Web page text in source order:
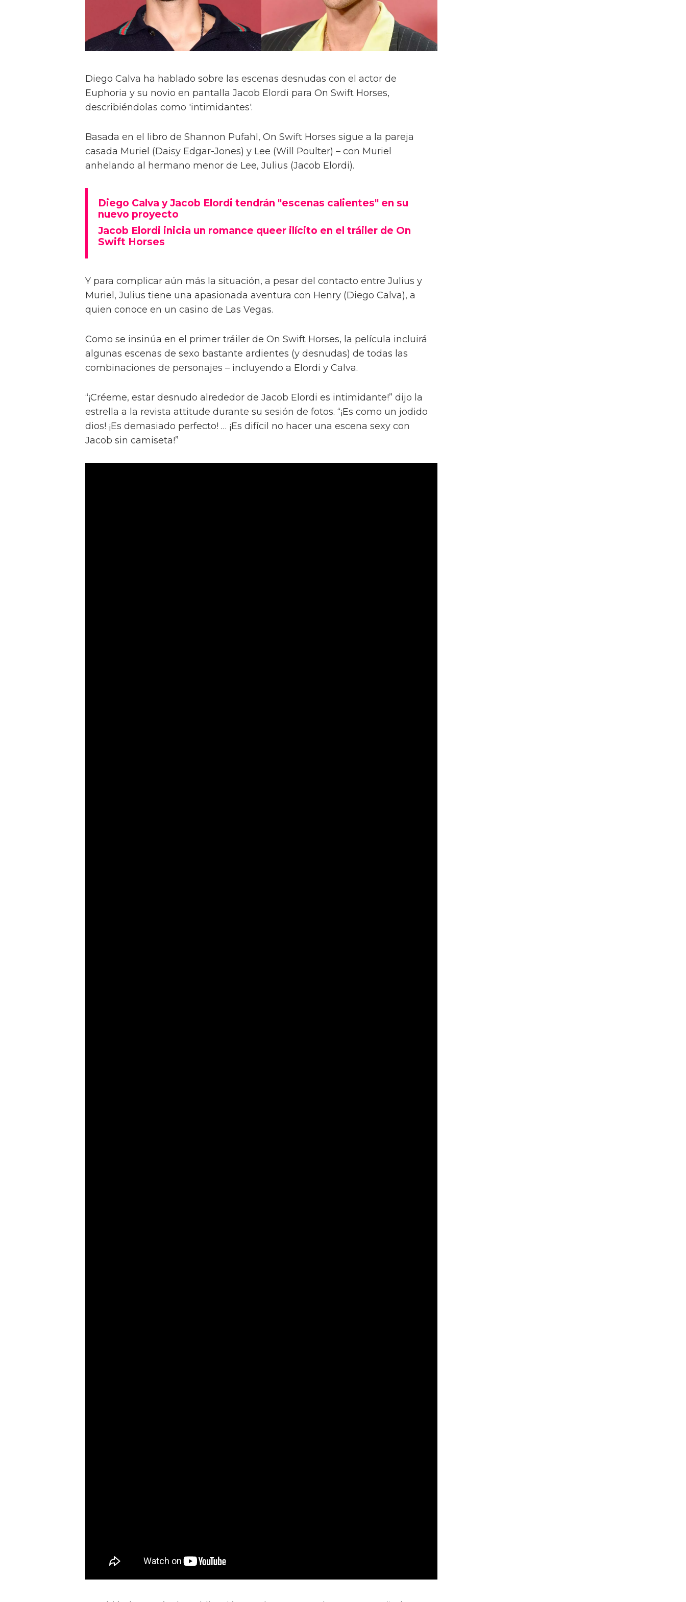
Diego Calva ha hablado sobre las escenas desnudas con el actor de
Euphoria y su novio en pantalla Jacob Elordi para On Swift Horses,
describiéndolas como 'intimidantes'.
Basada en el libro de Shannon Pufahl, On Swift Horses sigue a la pareja
casada Muriel (Daisy Edgar-Jones) y Lee (Will Poulter) – con Muriel
anhelando al hermano menor de Lee, Julius (Jacob Elordi).
Diego Calva y Jacob Elordi tendrán "escenas calientes" en su
nuevo proyecto
Jacob Elordi inicia un romance queer ilícito en el tráiler de On
Swift Horses
Y para complicar aún más la situación, a pesar del contacto entre Julius y
Muriel, Julius tiene una apasionada aventura con Henry (Diego Calva), a
quien conoce en un casino de Las Vegas.
Como se insinúa en el primer tráiler de On Swift Horses, la película incluirá
algunas escenas de sexo bastante ardientes (y desnudas) de todas las
combinaciones de personajes – incluyendo a Elordi y Calva.
“¡Créeme, estar desnudo alrededor de Jacob Elordi es intimidante!” dijo la
estrella a la revista attitude durante su sesión de fotos. “¡Es como un jodido
dios! ¡Es demasiado perfecto! … ¡Es difícil no hacer una escena sexy con
Jacob sin camiseta!”